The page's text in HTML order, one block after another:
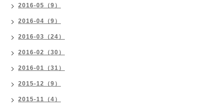
2016-05（9）
2016-04（9）
2016-03（24）
2016-02（30）
2016-01（31）
2015-12（9）
2015-11（4）